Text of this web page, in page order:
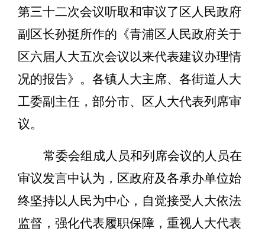
第三十二次会议听取和审议了区人民政府
副区长孙挺所作的 《青浦区人民政府关于
区六届人大五次会议以来代表建议办理情
况的报告》 。各镇人大主席、各街道人大
工委副主任，部分市、区人大代表列席审
议。
常委会组成人员和列席会议的人员在
审议发言中认为，区政府及各承办单位始
终坚持以人民为中心，自觉接受人大依法
监督，强化代表履职保障，重视人大代表